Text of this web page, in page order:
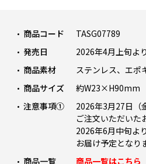
商品コード
TASG07789
発売日
2026年4月上旬よ
商品素材
ステンレス、エポ
商品サイズ
約W23×H90mm
注意事項①
2026年3月27日（
ご注文いただいた
2026年6月中旬よ
お届け予定となり
商品一覧
商品一覧はこちら